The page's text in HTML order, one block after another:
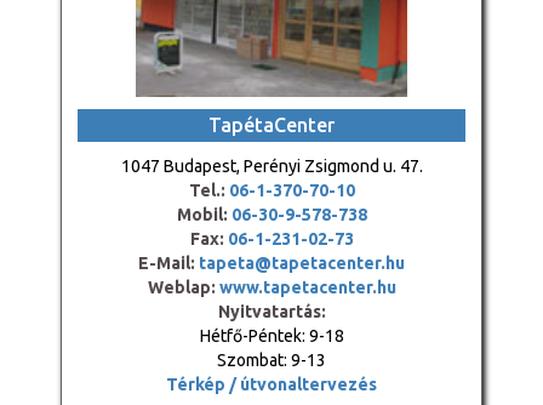
TapétaCenter
1047 Budapest, Perényi Zsigmond u. 47.
Tel.: 06-1-370-70-10
Mobil: 06-30-9-578-738
Fax: 06-1-231-02-73
E-Mail: tapeta@tapetacenter.hu
Weblap: www.tapetacenter.hu
Nyitvatartás:
Hétfő-Péntek: 9-18
Szombat: 9-13
Térkép / útvonaltervezés